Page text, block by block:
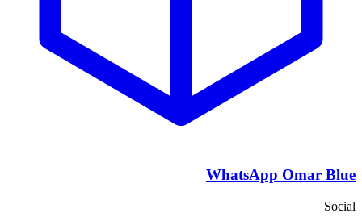
WhatsApp Omar Blue
Social